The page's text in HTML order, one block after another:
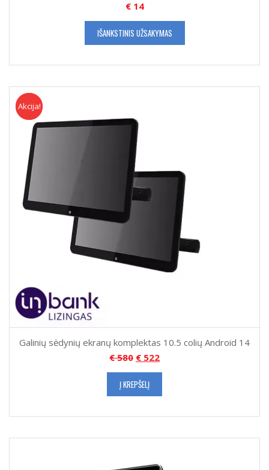
€14
IŠANKSTINIS UŽSAKYMAS
Akcija
Akcija!
Galinių sėdynių ekranų komplektas 10.5 colių Android 14
€580 € 522
Į KREPŠELĮ